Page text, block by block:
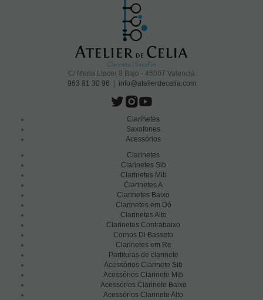
C/ Maria Llacer 8 Bajo - 46007 Valencia
963 81 30 96
info@atelierdecelia.com
Clarinetes
Saxofones
Acessórios
Clarinetes
Clarinetes Sib
Clarinetes Mib
Clarinetes A
Clarinetes Baixo
Clarinetes em Dó
Clarinetes Alto
Clarinetes Contrabaixo
Cornos Di Basseto
Clarinetes em Re
Partituras de clarinete
Acessórios Clarinete Sib
Acessórios Clarinete Mib
Acessórios Clarinete Baixo
Acessórios Clarinete Alto